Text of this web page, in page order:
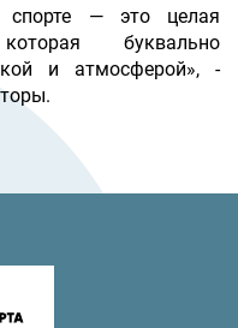
— это целая
буквально
и атмосферой», -